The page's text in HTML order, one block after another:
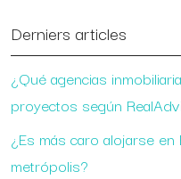
Derniers articles
¿Qué agencias
proyectos según
¿Es más caro alojarse
metrópolis?